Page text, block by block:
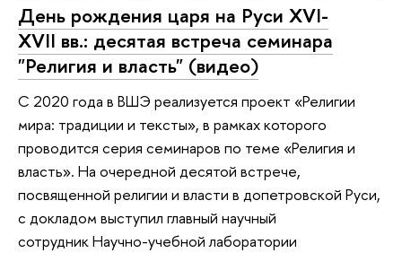
День рождения царя на Руси XVI-
XVII вв.: десятая встреча семинара
"Религия и власть" (видео)
С 2020 года в ВШЭ реализуется проект «Религии
мира: традиции и тексты», в рамках которого
проводится серия семинаров по теме «Религия и
власть». На очередной десятой встрече,
посвященной религии и власти в допетровской Руси,
с докладом выступил главный научный
сотрудник Научно-учебной лаборатории